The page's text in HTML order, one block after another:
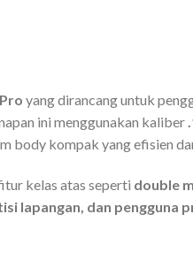
yang dirancang untuk
ini menggunakan kaliber
body kompak yang efisien
kelas atas seperti double
lapangan, dan pengguna